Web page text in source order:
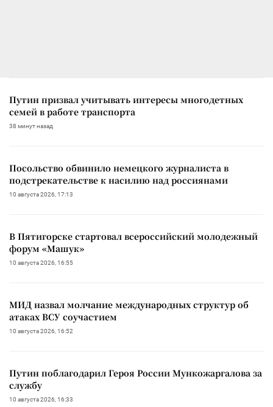
Путин призвал учитывать интересы многодетных
семей в работе транспорта
38 минут назад
Посольство обвинило немецкого журналиста в
подстрекательстве к насилию над россиянами
10 августа 2026, 17:13
В Пятигорске стартовал всероссийский молодежный
форум «Машук»
10 августа 2026, 16:55
МИД назвал молчание международных структур об
атаках ВСУ соучастием
10 августа 2026, 16:52
Путин поблагодарил Героя России Мункожаргалова за
службу
10 августа 2026, 16:33